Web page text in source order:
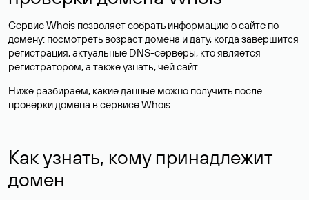
Сервис Whois позволяет собрать информацию о сайте по
домену: посмотреть возраст домена и дату, когда завершится
регистрация, актуальные DNS-серверы, кто является
регистратором, а также узнать, чей сайт.
Ниже разбираем, какие данные можно получить после
проверки домена в сервисе Whois.
Как узнать, кому принадлежит
домен